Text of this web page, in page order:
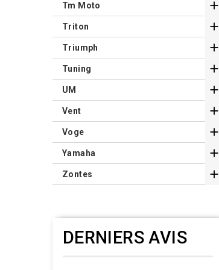
Tm Moto 
Triton 
Triumph 
Tuning 
UM 
Vent 
Voge 
Yamaha 
Zontes 
DERNIERS AVIS